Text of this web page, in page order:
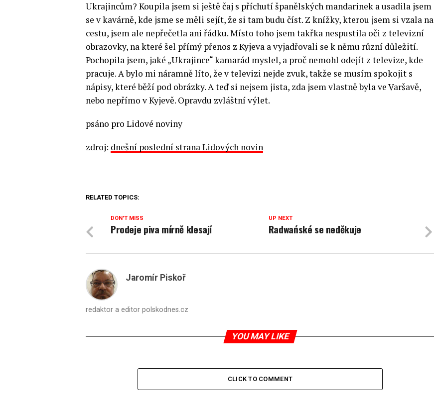
Ukrajincům? Koupila jsem si ještě čaj s příchutí španělských mandarinek a usadila jsem
se v kavárně, kde jsme se měli sejít, že si tam budu číst. Z knížky, kterou jsem si vzala na
cestu, jsem ale nepřečetla ani řádku. Místo toho jsem takřka nespustila oči z televizní
obrazovky, na které šel přímý přenos z Kyjeva a vyjadřovali se k němu různí důležití.
Pochopila jsem, jaké „Ukrajince“ kamarád myslel, a proč nemohl odejít z televize, kde
pracuje. A bylo mi náramně líto, že v televizi nejde zvuk, takže se musím spokojit s
nápisy, které běží pod obrázky. A teď si nejsem jista, zda jsem vlastně byla ve Varšavě,
nebo nepřímo v Kyjevě. Opravdu zvláštní výlet.
psáno pro Lidové noviny
zdroj: dnešní poslední strana Lidových novin
RELATED TOPICS:
UP NEXT
Radwańské se neděkuje
DON'T MISS
Prodeje piva mírně klesají
Jaromír Piskoř
redaktor a editor polskodnes.cz
YOU MAY LIKE
CLICK TO COMMENT